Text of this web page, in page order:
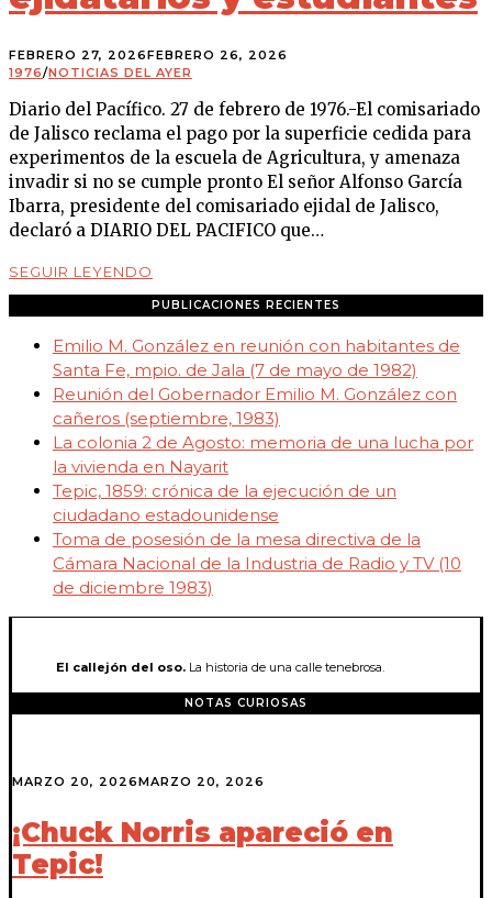
FEBRERO 27, 2026FEBRERO 26, 2026
1976/NOTICIAS DEL AYER
Diario del Pacífico. 27 de febrero de 1976.-El comisariado
de Jalisco reclama el pago por la superficie cedida para
experimentos de la escuela de Agricultura, y amenaza
invadir si no se cumple pronto El señor Alfonso García
Ibarra, presidente del comisariado ejidal de Jalisco,
declaró a DIARIO DEL PACIFICO que…
SEGUIR LEYENDO
PUBLICACIONES RECIENTES
Emilio M. González en reunión con habitantes de
Santa Fe, mpio. de Jala (7 de mayo de 1982)
Reunión del Gobernador Emilio M. González con
cañeros (septiembre, 1983)
La colonia 2 de Agosto: memoria de una lucha por
la vivienda en Nayarit
Tepic, 1859: crónica de la ejecución de un
ciudadano estadounidense
Toma de posesión de la mesa directiva de la
Cámara Nacional de la Industria de Radio y TV (10
de diciembre 1983)
El callejón del oso. La historia de una calle tenebrosa.
NOTAS CURIOSAS
MARZO 20, 2026MARZO 20, 2026
¡Chuck Norris apareció en
Tepic!